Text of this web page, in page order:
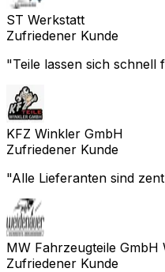
ST Werkstatt
Zufriedener Kunde
"Teile lassen sich schnell
KFZ Winkler GmbH
Zufriedener Kunde
"Alle Lieferanten sind
MW Fahrzeugteile GmbH
Zufriedener Kunde